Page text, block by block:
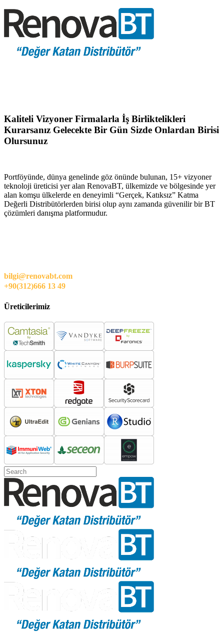
Kaliteli Vizyoner Firmalarla İş Birliktelikleri
Kurarsanız Gelecekte Bir Gün Sizde Onlardan Birisi
Olursunuz
Portföyünde, dünya genelinde göz önünde bulunan, 15+ vizyoner
teknoloji üreticisi yer alan RenovaBT, ülkemizde ve bölgesinde yer
alan komşu ülkelerde en deneyimli “Gerçek, Katıksız” Katma
Değerli Distribütörlerden birisi olup aynı zamanda güvenilir bir BT
çözümleri danışma platformudur.
bilgi@renovabt.com
+90(312)666 13 49
Üreticilerimiz